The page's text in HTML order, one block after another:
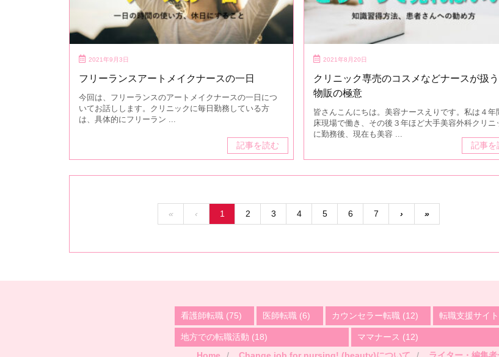
2021年9月3日
フリーランスアートメイクナースの一日
今回は、フリーランスのアートメイクナースの一日につ
いてお話しします。クリニックに毎日勤務している方
は、具体的にフリーラン ...
記事を読む
2021年8月20日
クリニック専売のコスメなどナースが扱
物販の極意
皆さんこんにちは。美容ナースえりです。私は４年
床現場で働き、その後３年ほど大手美容外科クリニ
に勤務後、現在も美容 ...
記事を
« ‹ 1 2 3 4 5 6 7 › »
カウンセラー転職 (12)
ママナース (12)
医師転職 (6)
地方での転職活動 (18)
看護師転職 (75) 転職支援サイト
Home Change job for nursing! (beauty)について ライター・編集